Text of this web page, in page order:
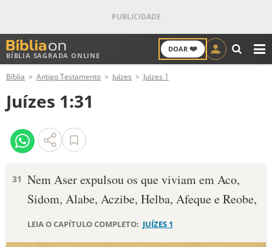
BÍBLIA SAGRADA ONLINE
DOAR ❤️
ANTIGO TESTAMENTO
NOVO TESTAMENTO
VERSÍCULOS
PALAVRA DO DIA
Bíblia Antigo Testamento Juízes Juízes 1
Juízes 1:31
31 Nem Aser expulsou os que viviam em Aco,
Sidom, Alabe, Aczibe, Helba, Afeque e Reobe,
LEIA O CAPÍTULO COMPLETO: JUÍZES 1